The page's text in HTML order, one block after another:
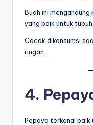
Buah ini mengandung
yang baik untuk tubuh.
Cocok dikonsumsi
ringan.
4.
Pepaya terkenal baik